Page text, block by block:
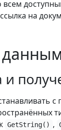
всем
на
и
GetString() ,